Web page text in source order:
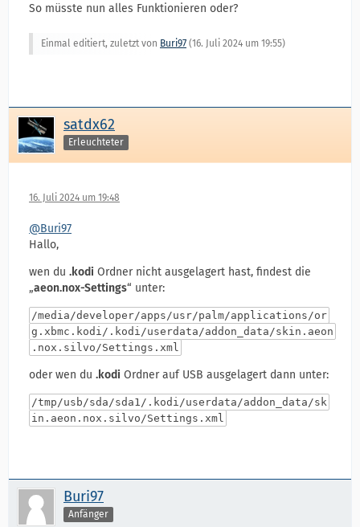
So müsste nun alles Funktionieren oder?
Einmal editiert, zuletzt von Buri97 (16. Juli 2024 um 19:55)
satdx62
Erleuchteter
16. Juli 2024 um 19:48
@Buri97
Hallo,
wen du .kodi Ordner nicht ausgelagert hast, findest die
„aeon.nox-Settings“ unter:
/media/developer/apps/usr/palm/applications/or
g.xbmc.kodi/.kodi/userdata/addon_data/skin.aeon
.nox.silvo/Settings.xml
oder wen du .kodi Ordner auf USB ausgelagert dann unter:
/tmp/usb/sda/sda1/.kodi/userdata/addon_data/sk
in.aeon.nox.silvo/Settings.xml
Buri97
Anfänger